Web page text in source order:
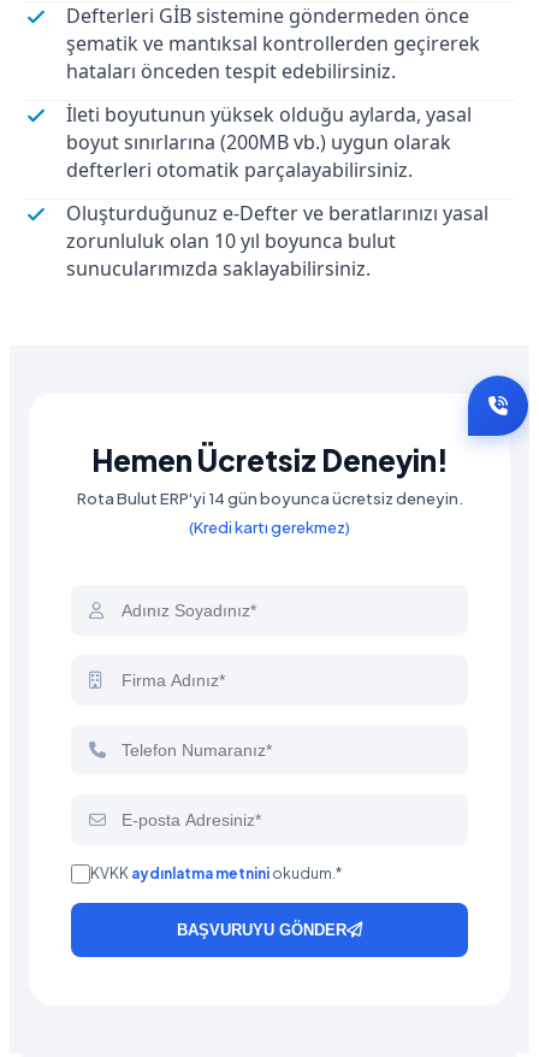
Defterleri GİB sistemine göndermeden önce
şematik ve mantıksal kontrollerden geçirerek
hataları önceden tespit edebilirsiniz.
İleti boyutunun yüksek olduğu aylarda, yasal
boyut sınırlarına (200MB vb.) uygun olarak
defterleri otomatik parçalayabilirsiniz.
Oluşturduğunuz e-Defter ve beratlarınızı yasal
zorunluluk olan 10 yıl boyunca bulut
sunucularımızda saklayabilirsiniz.
Hemen Ücretsiz Deneyin!
Rota Bulut ERP'yi 14 gün boyunca ücretsiz deneyin.
(Kredi kartı gerekmez)
KVKK aydınlatma metnini okudum.*
BAŞVURUYU GÖNDER